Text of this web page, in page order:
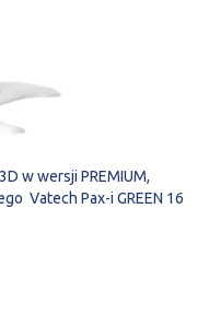
w wersji PREMIUM,
Vatech Pax-i GREEN 16